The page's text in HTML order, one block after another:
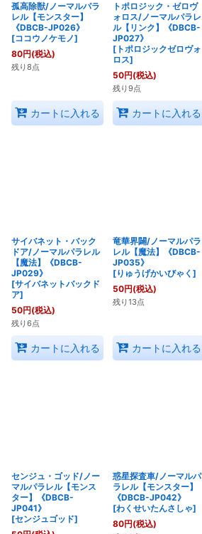
孤高除獣/ノーマルパラ
レル【モンスター】
《DBCB-JP026》
[ココウノケモノ]
80円(税込)
残り8点
カートに入れる
トポロジック・ゼロヴ
ォロス/ノーマルパラレ
ル【リンク】《DBCB-
JP027》
[トポロジックゼロヴォ
ロス]
50円(税込)
残り9点
カートに入れる
サイバネット・バック
ドア/ノーマルパラレル
【魔法】《DBCB-
JP029》
[サイバネットバックド
ア]
50円(税込)
残り6点
カートに入れる
竜華界闢/ノーマルパラ
レル【魔法】《DBCB-
JP035》
[りゅうげかいびゃく ]
50円(税込)
残り13点
カートに入れる
センジュ・ゴッド/ノー
マルパラレル【モンス
ター】《DBCB-
JP041》
[センジュゴッド]
惑星探査車/ノーマルパ
ラレル【モンスター】
《DBCB-JP042》
[わくせいたんさしゃ]
80円(税込)